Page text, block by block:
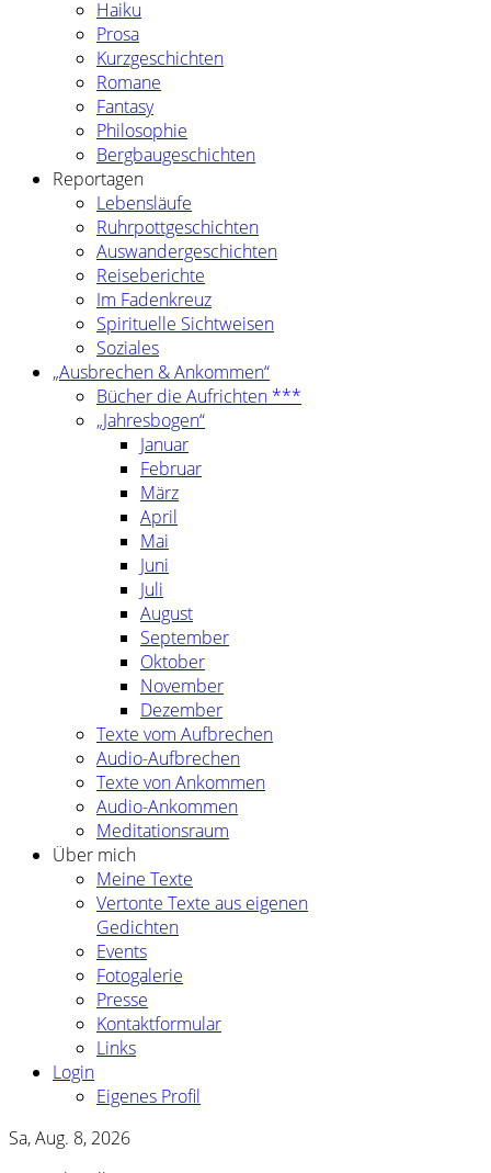
Haiku
Prosa
Kurzgeschichten
Romane
Fantasy
Philosophie
Bergbaugeschichten
Reportagen
Lebensläufe
Ruhrpottgeschichten
Auswandergeschichten
Reiseberichte
Im Fadenkreuz
Spirituelle Sichtweisen
Soziales
„Ausbrechen & Ankommen“
Bücher die Aufrichten ***
„Jahresbogen“
Januar
Februar
März
April
Mai
Juni
Juli
August
September
Oktober
November
Dezember
Texte vom Aufbrechen
Audio-Aufbrechen
Texte von Ankommen
Audio-Ankommen
Meditationsraum
Über mich
Meine Texte
Vertonte Texte aus eigenen
Gedichten
Events
Fotogalerie
Presse
Kontaktformular
Links
Login
Eigenes Profil
Sa, Aug. 8, 2026